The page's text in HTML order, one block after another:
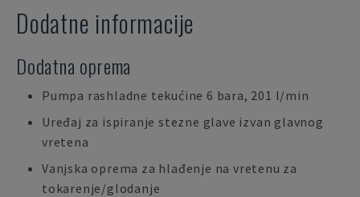
Dodatne informacije
Dodatna oprema
Pumpa rashladne tekućine 6 bara, 201 l/min
Uređaj za ispiranje stezne glave izvan glavnog
vretena
Vanjska oprema za hlađenje na vretenu za
tokarenje/glodanje